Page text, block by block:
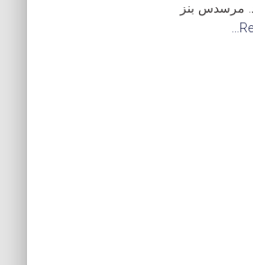
مرسدس بنز